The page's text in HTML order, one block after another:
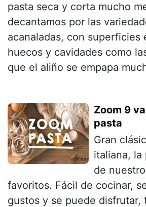
pasta seca y corta mucho
decantamos por las
acanaladas, con superficies
huecos y cavidades como
que el aliño se empapa
Zoom 9
pasta
Gran
italiana, la
de
favoritos. Fácil de cocinar,
gustos y se puede disfrutar,